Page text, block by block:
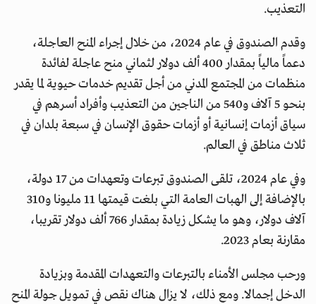
التعذيب.
وقدم الصندوق في عام 2024، من خلال إجراء المنح العاجلة،
دعماً مالياً بمقدار 400 ألف دولار لثماني منح عاجلة لفائدة
منظمات من المجتمع المدني من أجل تقديم خدمات حيوية لما يقدر
بنحو 5 آلاف و540 من الناجين من التعذيب وأفراد أسرهم في
سياق أزمات إنسانية أو أزمات حقوق الإنسان في سبعة بلدان في
ثلاث مناطق في العالم.
وفي عام 2024، تلقى الصندوق تبرعات وتعهدات من 17 دولة،
بالإضافة إلى الهبات العامة التي بلغت قيمتها 11 مليونا و310
آلاف دولار، وهو ما يشكل زيادة بمقدار 766 ألف دولار تقريبا،
مقارنة بعام 2023.
ورحب مجلس الأمناء بالتبرعات والتعهدات المقدمة وبزيادة
الدخل إجمالا. ومع ذلك، لا يزال هناك نقص في تمويل جولة المنح